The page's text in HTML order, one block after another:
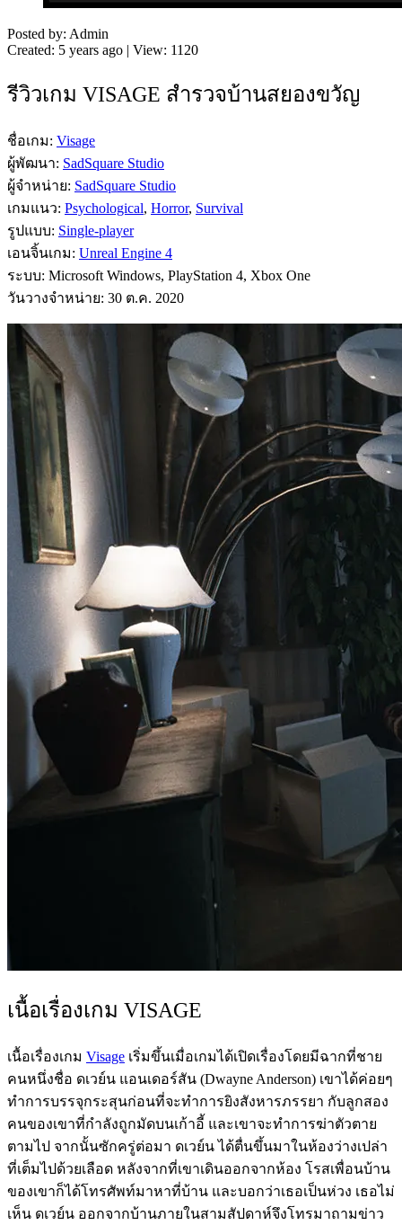
Posted by: Admin
Created: 5 years ago | View: 1120
รีวิวเกม VISAGE สำรวจบ้านสยองขวัญ
ชื่อเกม: Visage
ผู้พัฒนา: SadSquare Studio
ผู้จำหน่าย: SadSquare Studio
เกมแนว: Psychological, Horror, Survival
รูปแบบ: Single-player
เอนจิ้นเกม: Unreal Engine 4
ระบบ: Microsoft Windows, PlayStation 4, Xbox One
วันวางจำหน่าย: 30 ต.ค. 2020
เนื้อเรื่องเกม VISAGE
เนื้อเรื่องเกม Visage เริ่มขึ้นเมื่อเกมได้เปิดเรื่องโดยมีฉากที่ชาย
คนหนึ่งชื่อ ดเวย์น แอนเดอร์สัน (Dwayne Anderson) เขาได้ค่อยๆ
ทำการบรรจุกระสุนก่อนที่จะทำการยิงสังหารภรรยา กับลูกสอง
คนของเขาที่กำลังถูกมัดบนเก้าอี้ และเขาจะทำการฆ่าตัวตาย
ตามไป จากนั้นซักครู่ต่อมา ดเวย์น ได้ตื่นขึ้นมาในห้องว่างเปล่า
ที่เต็มไปด้วยเลือด หลังจากที่เขาเดินออกจากห้อง โรสเพื่อนบ้าน
ของเขาก็ได้โทรศัพท์มาหาที่บ้าน และบอกว่าเธอเป็นห่วง เธอไม่
เห็น ดเวย์น ออกจากบ้านภายในสามสัปดาห์จึงโทรมาถามข่าว